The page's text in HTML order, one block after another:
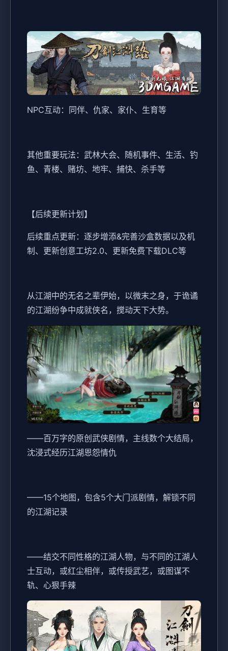
NPC互动：同伴、仇家、家仆、生育等
其他重要玩法：武林大会、随机事件、生活、钓
鱼、青楼、赌坊、地牢、捕快、杀手等
【后续更新计划】
后续重点更新：逐步增添&完善沙盒数据以及机
制、更新创意工坊2.0、更新免费下载DLC等
从江湖中的无名之辈伊始，以微末之身，于诡谲
的江湖纷争中成就侠名，搅动天下大势。
——百万字的原创武侠剧情，主线数个大结局，
沈浸式经历江湖恩怨情仇
——15个地图，包含5个大门派剧情，解锁不同
的江湖记录
——结交不同性格的江湖人物，与不同的江湖人
士互动，或红尘相伴，或传授武艺，或图谋不
轨、心狠手辣